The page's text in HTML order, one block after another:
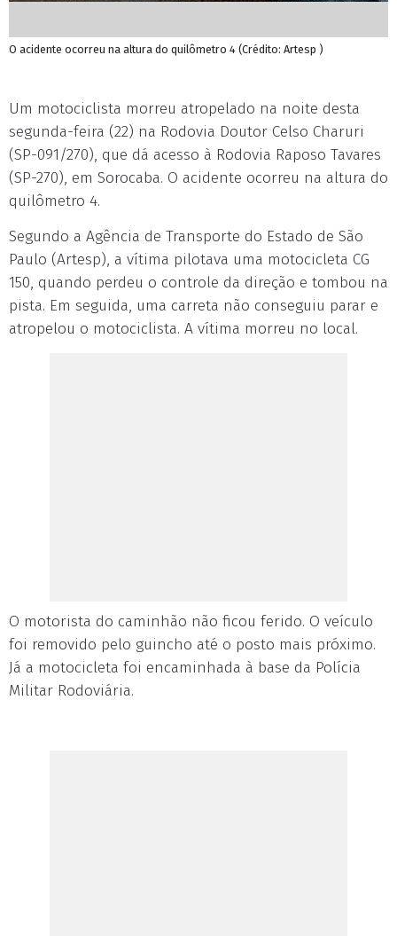
O acidente ocorreu na altura do quilômetro 4 (Crédito: Artesp )
Um motociclista morreu atropelado na noite desta
segunda-feira (22) na Rodovia Doutor Celso Charuri
(SP-091/270), que dá acesso à Rodovia Raposo Tavares
(SP-270), em Sorocaba. O acidente ocorreu na altura do
quilômetro 4.
Segundo a Agência de Transporte do Estado de São
Paulo (Artesp), a vítima pilotava uma motocicleta CG
150, quando perdeu o controle da direção e tombou na
pista. Em seguida, uma carreta não conseguiu parar e
atropelou o motociclista. A vítima morreu no local.
O motorista do caminhão não ficou ferido. O veículo
foi removido pelo guincho até o posto mais próximo.
Já a motocicleta foi encaminhada à base da Polícia
Militar Rodoviária.